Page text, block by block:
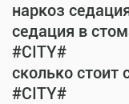
наркоз
седация в
#CITY#
сколько стоит
#CITY#